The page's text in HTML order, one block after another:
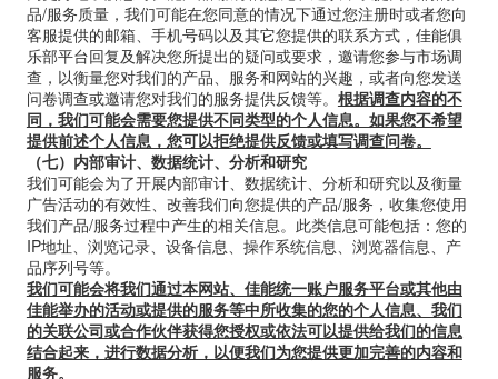
品/服务质量，我们可能在您同意的情况下通过您注册时或者您向
客服提供的邮箱、手机号码以及其它您提供的联系方式，佳能俱
乐部平台回复及解决您所提出的疑问或要求，邀请您参与市场调
查，以衡量您对我们的产品、服务和网站的兴趣，或者向您发送
问卷调查或邀请您对我们的服务提供反馈等。 根据调查内容的不
同，我们可能会需要您提供不同类型的个人信息。如果您不希望
提供前述个人信息，您可以拒绝提供反馈或填写调查问卷。
（七）内部审计、数据统计、分析和研究
我们可能会为了开展内部审计、数据统计、分析和研究以及衡量
广告活动的有效性、改善我们向您提供的产品/服务，收集您使用
我们产品/服务过程中产生的相关信息。此类信息可能包括：您的
IP地址、浏览记录、设备信息、操作系统信息、浏览器信息、产
品序列号等。
我们可能会将我们通过本网站、佳能统一账户服务平台或其他由
佳能举办的活动或提供的服务等中所收集的您的个人信息、我们
的关联公司或合作伙伴获得您授权或依法可以提供给我们的信息
结合起来，进行数据分析，以便我们为您提供更加完善的内容和
服务。